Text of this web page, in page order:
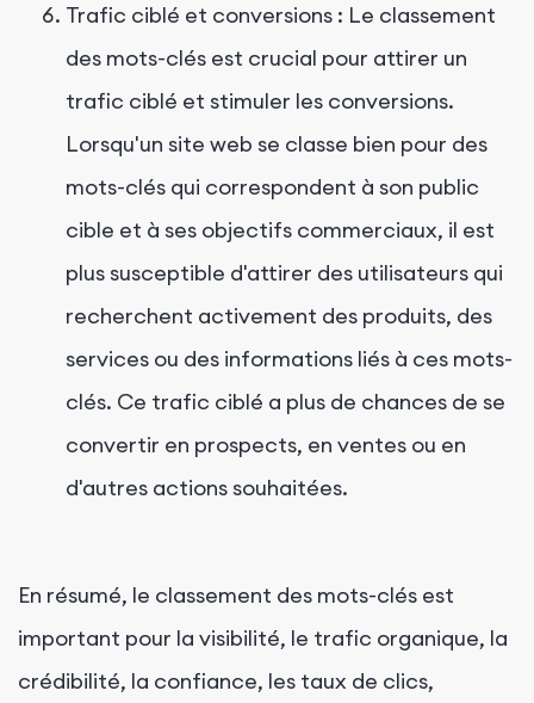
Trafic ciblé et conversions : Le classement
des mots-clés est crucial pour attirer un
trafic ciblé et stimuler les conversions.
Lorsqu'un site web se classe bien pour des
mots-clés qui correspondent à son public
cible et à ses objectifs commerciaux, il est
plus susceptible d'attirer des utilisateurs qui
recherchent activement des produits, des
services ou des informations liés à ces mots-
clés. Ce trafic ciblé a plus de chances de se
convertir en prospects, en ventes ou en
d'autres actions souhaitées.
En résumé, le classement des mots-clés est
important pour la visibilité, le trafic organique, la
crédibilité, la confiance, les taux de clics,